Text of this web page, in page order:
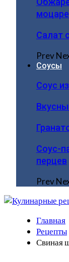
Салат
Prev
Соусы
Соус
Соус-
перцев
Prev
Главная
Рецепты
Свиная